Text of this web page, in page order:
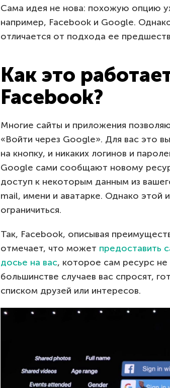
Сама идея не нова: похожую опцию
например, Facebook и Google.
отличается от подхода ее
Как это
Facebook?
Многие сайты и приложения
«Войти через Google». Для вас это
на кнопку, и никаких логинов и
Google сами сообщают новому
доступ к некоторым данным из
mail, имени и аватарке. Однако
ограничиться.
Так, Facebook, описывая
отмечает, что может предоставить
досье на вас, которое сам ресурс
большинстве случаев вас спросят,
списком друзей или интересов.